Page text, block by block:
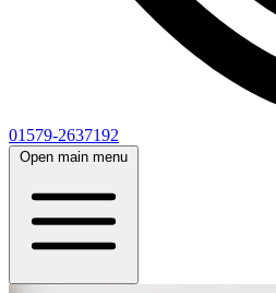
01579-2637192
Open main menu